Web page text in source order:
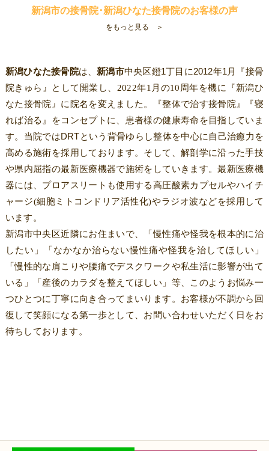
新潟市の接骨院･新潟ひなた接骨院のお客様の声
をもっと見る ＞
新潟ひなた接骨院は、 新潟市中央区鐙1丁目に2012年1 月『接骨
院きゅら』として開業し、2022年1月の10周年を機に『新潟ひ
なた接骨院』に院名を変えました。『整体で治す接骨院』『寝
れば治る』をコンセプトに、患者様の健康寿命を目指していま
す。当院ではDRTという背骨ゆらし整体を中心に自己治癒力を
高める施術を採用しております。 そして、解剖学に沿った手技
や県内屈指の最新医療機器で施術をしていきます。最新医療機
器には、プロアスリートも使用する高圧酸素カプセルやハイチ
ャージ(細胞ミトコンドリア活性化)やラジオ波などを採用して
います。
新潟市中央区近隣にお住まいで、「慢性痛や怪我を根本的に治
したい」「なかなか治らない慢性痛や怪我を治してほしい」
「慢性的な肩こりや腰痛でデスクワークや私生活に影響が出て
いる」「産後のカラダを整えてほしい」等、このようお悩み一
つひとつに丁寧に向き合ってまいります。お客様が不調から回
復して笑顔になる第一歩として、お問い合わせいただく日をお
待ちしております。